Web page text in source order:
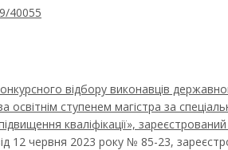
40055
відбору виконавців
ступенем магістра за
кваліфікації»,
12 червня 2023 року № 85-23,